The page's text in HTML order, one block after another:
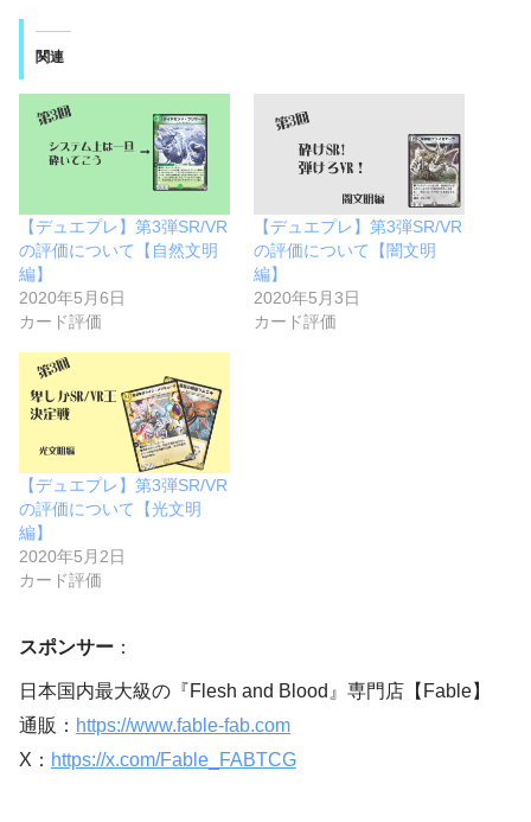
関連
【デュエプレ】第3弾SR/VR
の評価について【自然文明
編】
2020年5月6日
カード評価
【デュエプレ】第3弾SR/VR
の評価について【闇文明
編】
2020年5月3日
カード評価
【デュエプレ】第3弾SR/VR
の評価について【光文明
編】
2020年5月2日
カード評価
スポンサー ：
日本国内最大級の『Flesh and Blood』専門店【Fable】
通販： https://www.fable-fab.com
X： https://x.com/Fable_FABTCG